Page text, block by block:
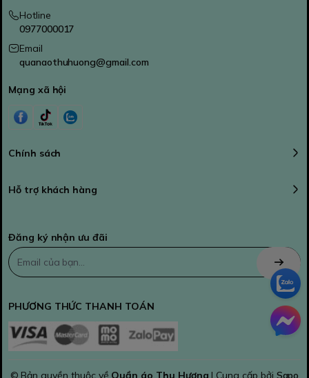
Hotline
0977000017
Email
quanaothuhuong@gmail.com
Mạng xã hội
Chính sách
Hỗ trợ khách hàng
Đăng ký nhận ưu đãi
PHƯƠNG THỨC THANH TOÁN